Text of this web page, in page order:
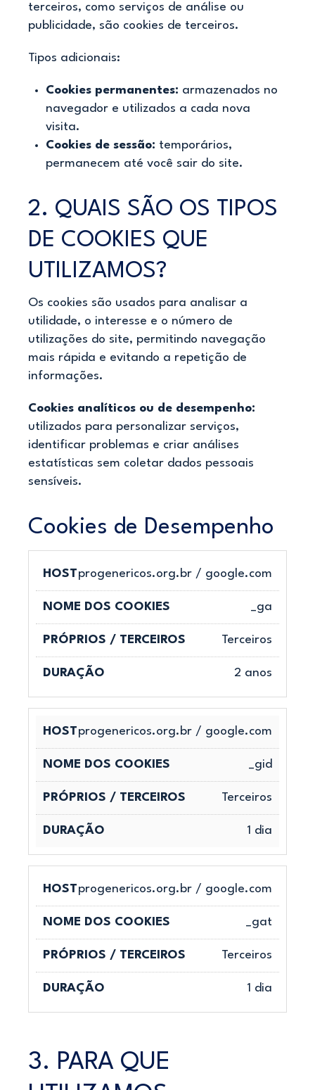
terceiros, como serviços de análise ou
publicidade, são cookies de terceiros.
Tipos adicionais:
Cookies permanentes: armazenados no
navegador e utilizados a cada nova
visita.
Cookies de sessão: temporários,
permanecem até você sair do site.
2. QUAIS SÃO OS TIPOS
DE COOKIES QUE
UTILIZAMOS?
Os cookies são usados para analisar a
utilidade, o interesse e o número de
utilizações do site, permitindo navegação
mais rápida e evitando a repetição de
informações.
Cookies analíticos ou de desempenho:
utilizados para personalizar serviços,
identificar problemas e criar análises
estatísticas sem coletar dados pessoais
sensíveis.
Cookies de Desempenho
progenericos.org.br / google.com
_ga
Terceiros
2 anos
progenericos.org.br / google.com
_gid
Terceiros
1 dia
progenericos.org.br / google.com
_gat
Terceiros
1 dia
3. PARA QUE